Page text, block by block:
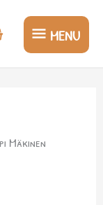
MENU
MENU
Mäkinen